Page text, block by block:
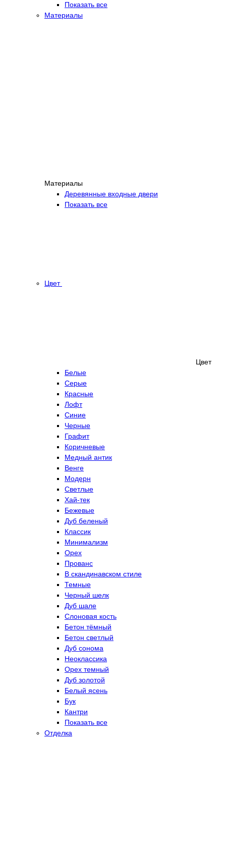
Показать все
Материалы
Материалы
Деревянные входные двери
Показать все
Цвет
Цвет
Белые
Серые
Красные
Лофт
Синие
Черные
Графит
Коричневые
Медный антик
Венге
Модерн
Светлые
Хай-тек
Бежевые
Дуб беленый
Классик
Минимализм
Орех
Прованс
В скандинавском стиле
Темные
Черный шелк
Дуб шале
Слоновая кость
Бетон тёмный
Бетон светлый
Дуб сонома
Неоклассика
Орех темный
Дуб золотой
Белый ясень
Бук
Кантри
Показать все
Отделка